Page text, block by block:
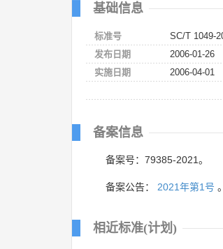
基础信息
标准号
SC/T 1049-
发布日期
2006-01-26
实施日期
2006-04-01
备案信息
备案号：79385-2021。
备案公告： 2021年第1号 。
相近标准(计划)